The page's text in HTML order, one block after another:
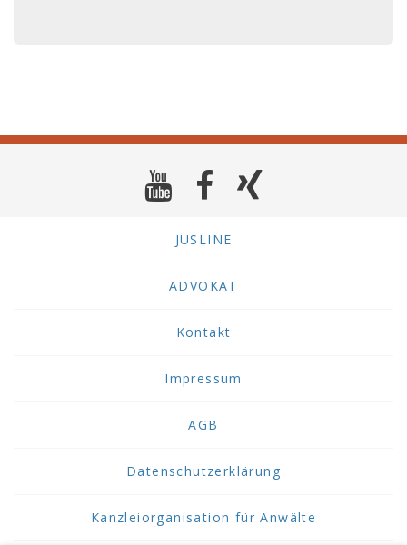
JUSLINE
ADVOKAT
Kontakt
Impressum
AGB
Datenschutzerklärung
Kanzleiorganisation für Anwälte